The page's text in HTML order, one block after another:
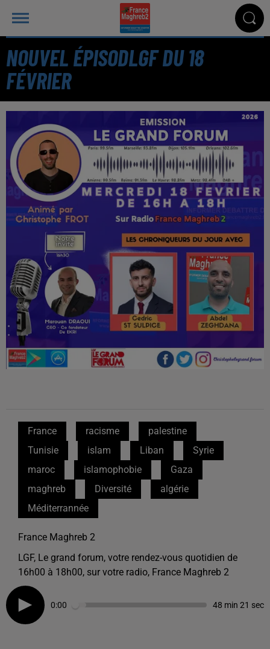
NOUVEL ÉPISODLGF DU 18
FÉVRIER
France racisme
palestine
Tunisie
islam Liban
Syrie
maroc
islamophobie
Gaza
maghreb
Diversité
algérie
Méditerrannée
France Maghreb 2
LGF, Le grand forum, votre rendez-vous quotidien de
16h00 à 18h00, sur votre radio, France Maghreb 2
0:00 48 min 21 sec